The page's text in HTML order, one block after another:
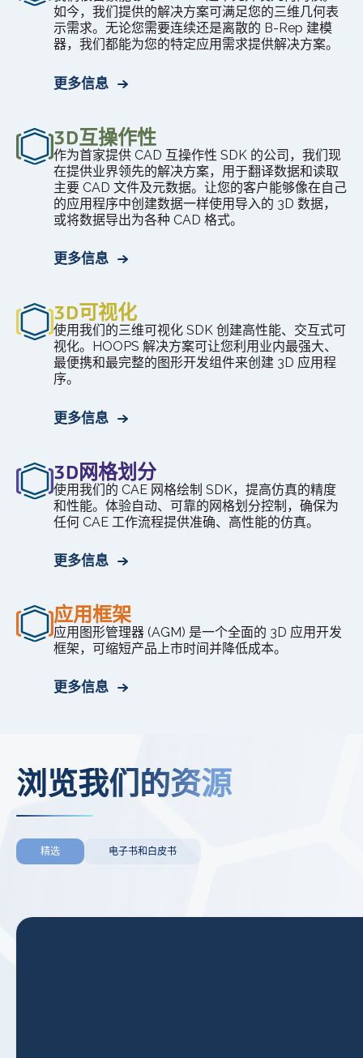
如今，我们提供的解决方案可满足您的三维几何表
示需求。无论您需要连续还是离散的 B-Rep 建模
器，我们都能为您的特定应用需求提供解决方案。
更多信息
3D互操作性
作为首家提供 CAD 互操作性 SDK 的公司，我们现
在提供业界领先的解决方案，用于翻译数据和读取
主要 CAD 文件及元数据。让您的客户能够像在自己
的应用程序中创建数据一样使用导入的 3D 数据，
或将数据导出为各种 CAD 格式。
更多信息
3D可视化
使用我们的三维可视化 SDK 创建高性能、交互式可
视化。HOOPS 解决方案可让您利用业内最强大、
最便携和最完整的图形开发组件来创建 3D 应用程
序。
更多信息
3D网格划分
使用我们的 CAE 网格绘制 SDK，提高仿真的精度
和性能。体验自动、可靠的网格划分控制，确保为
任何 CAE 工作流程提供准确、高性能的仿真。
更多信息
应用框架
应用图形管理器 (AGM) 是一个全面的 3D 应用开发
框架，可缩短产品上市时间并降低成本。
更多信息
浏览我们的资源
精选 电子书和白皮书